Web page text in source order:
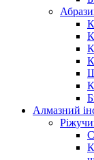
Алмазний